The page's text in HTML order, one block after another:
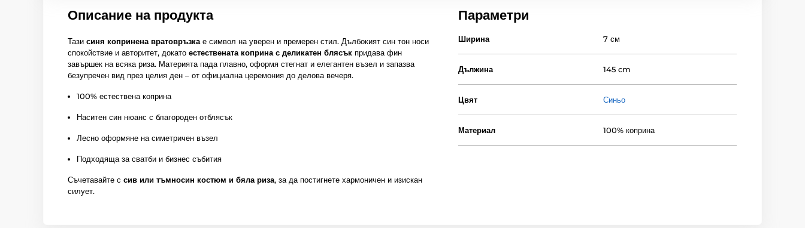
Описание на продукта
Тази синя копринена вратовръзка е символ на уверен и премерен стил. Дълбокият син тон носи
спокойствие и авторитет, докато естествената коприна с деликатен блясък придава фин
завършек на всяка риза. Материята пада плавно, оформя стегнат и елегантен възел и запазва
безупречен вид през целия ден – от официална церемония до делова вечеря.
100% естествена коприна
Наситен син нюанс с благороден отблясък
Лесно оформяне на симетричен възел
Подходяща за сватби и бизнес събития
Съчетавайте с сив или тъмносин костюм и бяла риза, за да постигнете хармоничен и изискан
силует.
Параметри
Ширина 7 см
Дължина 145 cm
Цвят Синьо
Материал 100% коприна